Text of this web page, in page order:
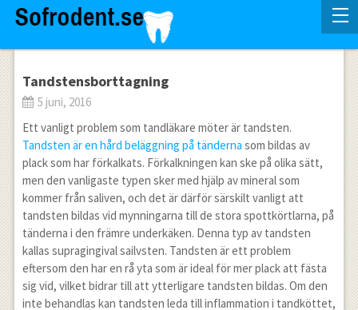
Tandstensborttagning
5 juni, 2016
Ett vanligt problem som tandläkare möter är tandsten.
Tandsten är en hård beläggning på tänderna som bildas av
plack som har förkalkats. Förkalkningen kan ske på olika sätt,
men den vanligaste typen sker med hjälp av mineral som
kommer från saliven, och det är därför särskilt vanligt att
tandsten bildas vid mynningarna till de stora spottkörtlarna, på
tänderna i den främre underkäken. Denna typ av tandsten
kallas supragingival sailvsten. Tandsten är ett problem
eftersom den har en rå yta som är ideal för mer plack att fästa
sig vid, vilket bidrar till att ytterligare tandsten bildas. Om den
inte behandlas kan tandsten leda till inflammation i tandköttet,